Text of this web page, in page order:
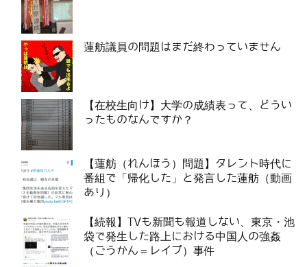
蓮舫議員の問題はまだ終わっていません
【在校生向け】大学の成績表って、どうい
ったものなんですか？
【蓮舫（れんほう）問題】タレント時代に
番組で「帰化した」と発言した蓮舫（動画
あり）
【続報】TVも新聞も報道しない、東京・池
袋で発生した路上における中国人の強姦
（ごうかん＝レイプ）事件